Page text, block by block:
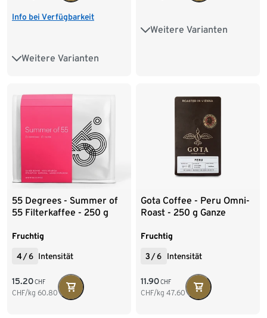
Info bei Verfügbarkeit
Weitere Varianten
350 g Ganze Bohne
Weitere Varianten
250 g Ganze Bohne
55 Degrees - Summer of
55 Filterkaffee - 250 g
Fruchtig
4/6 Intensität
15.20CHF
CHF/kg 60.80
Gota Coffee - Peru Omni-
Roast - 250 g Ganze
Fruchtig
3 /6 Intensität
11.90CHF
CHF/kg 47.60